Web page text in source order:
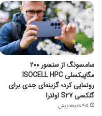
سامسونگ از سنسور ۲۰۰
مگاپیکسلی ISOCELL HPC
رونمایی کرد؛ گزینه‌ای جدی برای
گلکسی S27 اولترا
45 دقیقه پیش